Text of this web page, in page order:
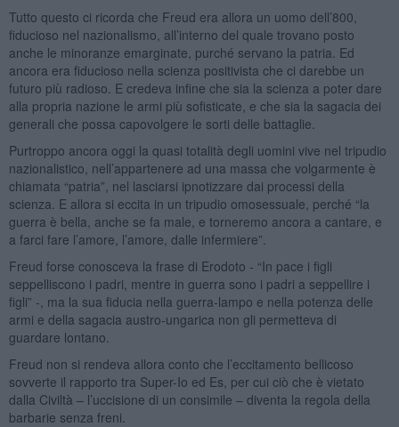
Tutto questo ci ricorda che Freud era allora un uomo dell’800,
fiducioso nel nazionalismo, all’interno del quale trovano posto
anche le minoranze emarginate, purché servano la patria. Ed
ancora era fiducioso nella scienza positivista che ci darebbe un
futuro più radioso. E credeva infine che sia la scienza a poter dare
alla propria nazione le armi più sofisticate, e che sia la sagacia dei
generali che possa capovolgere le sorti delle battaglie.
Purtroppo ancora oggi la quasi totalità degli uomini vive nel tripudio
nazionalistico, nell’appartenere ad una massa che volgarmente è
chiamata “patria”, nel lasciarsi ipnotizzare dai processi della
scienza. E allora si eccita in un tripudio omosessuale, perché “la
guerra è bella, anche se fa male, e torneremo ancora a cantare, e
a farci fare l’amore, l’amore, dalle infermiere”.
Freud forse conosceva la frase di Erodoto - “In pace i figli
seppelliscono i padri, mentre in guerra sono i padri a seppellire i
figli” -, ma la sua fiducia nella guerra-lampo e nella potenza delle
armi e della sagacia austro-ungarica non gli permetteva di
guardare lontano.
Freud non si rendeva allora conto che l’eccitamento bellicoso
sovverte il rapporto tra Super-Io ed Es, per cui ciò che è vietato
dalla Civiltà – l’uccisione di un consimile – diventa la regola della
barbarie senza freni.